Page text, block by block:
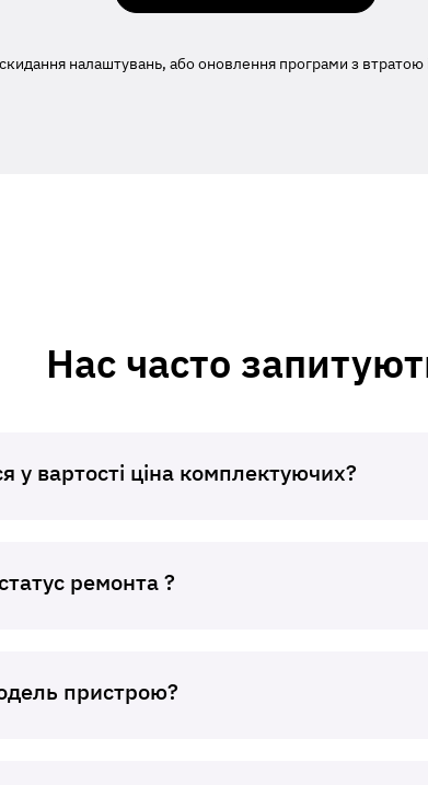
налаштувань, або оновлення програми з втратою
Нас часто
у вартості ціна комплектуючих?
ремонта ?
пристрою?